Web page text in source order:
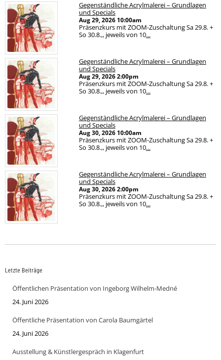
Gegenständliche Acrylmalerei – Grundlagen
und Specials
Aug 29, 2026 10:00am
Präsenzkurs mit ZOOM-Zuschaltung Sa 29.8. +
So 30.8.,, jeweils von 10...
Gegenständliche Acrylmalerei – Grundlagen
und Specials
Aug 29, 20262:00pm
Präsenzkurs mit ZOOM-Zuschaltung Sa 29.8. +
So 30.8.,, jeweils von 10...
Gegenständliche Acrylmalerei – Grundlagen
und Specials
Aug 30, 2026 10:00am
Präsenzkurs mit ZOOM-Zuschaltung Sa 29.8. +
So 30.8.,, jeweils von 10...
Gegenständliche Acrylmalerei – Grundlagen
und Specials
Aug 30, 20262:00pm
Präsenzkurs mit ZOOM-Zuschaltung Sa 29.8. +
So 30.8.,, jeweils von 10...
Letzte Beiträge
Öffentlichen Präsentation von Ingeborg Wilhelm-Medné
24. Juni 2026
Öffentliche Präsentation von Carola Baumgärtel
24. Juni 2026
Ausstellung & Künstlergespräch in Klagenfurt